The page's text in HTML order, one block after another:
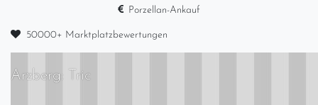
Porzellan-Ankauf
50000+ Marktplatzbewertungen
Arzberg: Tric